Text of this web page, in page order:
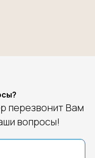
перезвонит Вам
вопросы!